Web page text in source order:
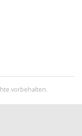
vorbehalten.